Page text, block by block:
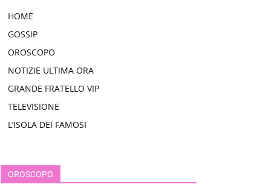
HOME
GOSSIP
OROSCOPO
NOTIZIE ULTIMA ORA
GRANDE FRATELLO VIP
TELEVISIONE
L’ISOLA DEI FAMOSI
OROSCOPO